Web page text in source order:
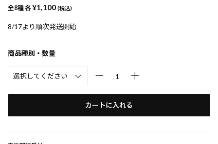
全8種 各¥1,100 (税込)
8/17より順次発送開始
商品種別・数量
カートに入れる